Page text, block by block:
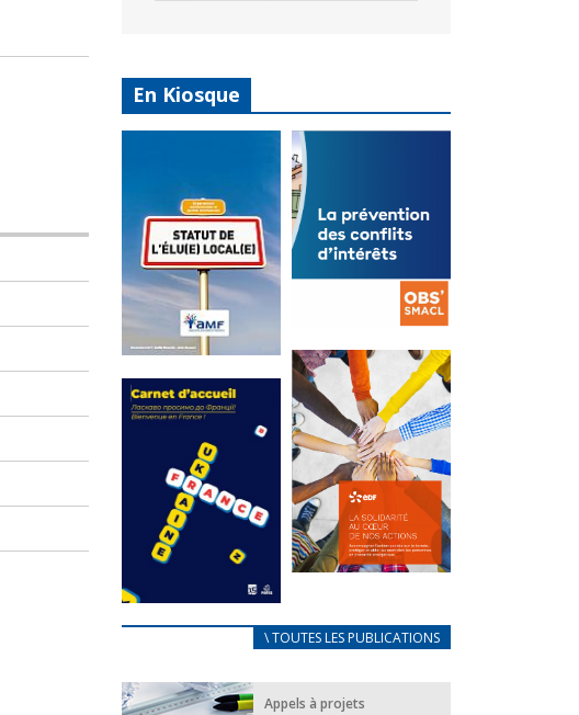
En Kiosque
Statut de
l’élu local
Mise à jour avril
2024
FEUILLETER
La
prévention
des conflits
d’intérêts
18 septembre 2023
FEUILLETER
au coeur de
nos actions
FEUILLETER
FRANÇAIS/UKRAINIEN
25 avril 2022
\ TOUTES LES PUBLICATIONS
Appels à projets